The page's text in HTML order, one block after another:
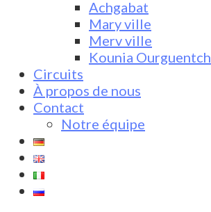
Achgabat
Mary ville
Merv ville
Kounia Ourguentch
Circuits
À propos de nous
Contact
Notre équipe